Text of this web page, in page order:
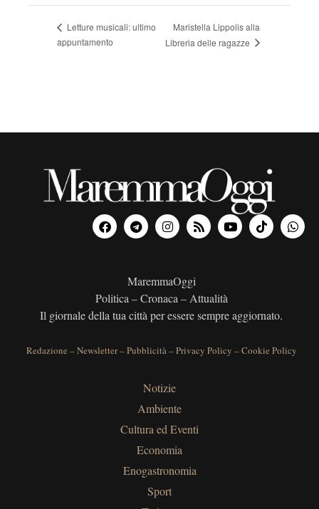
Letture musicali: ultimo
appuntamento
Maristella Lippolis alla
Libreria delle ragazze
MaremmaOggi
Politica – Cronaca – Attualità
Il giornale della tua città per essere sempre aggiornato.
Redazione –Newsletter–Pubblicità–Privacy Policy –Cookie Policy
Notizie
Ambiente
Cultura ed Eventi
Economia
Enogastronomia
Sport